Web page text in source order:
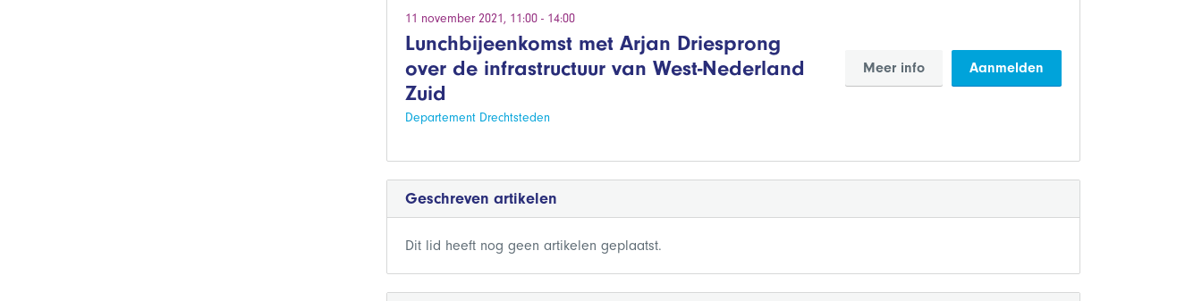
11 november 2021, 11:00 - 14:00
Lunchbijeenkomst met Arjan Driesprong
over de infrastructuur van West-Nederland
Zuid
Departement Drechtsteden
Meer info Aanmelden
Geschreven artikelen
Dit lid heeft nog geen artikelen geplaatst.